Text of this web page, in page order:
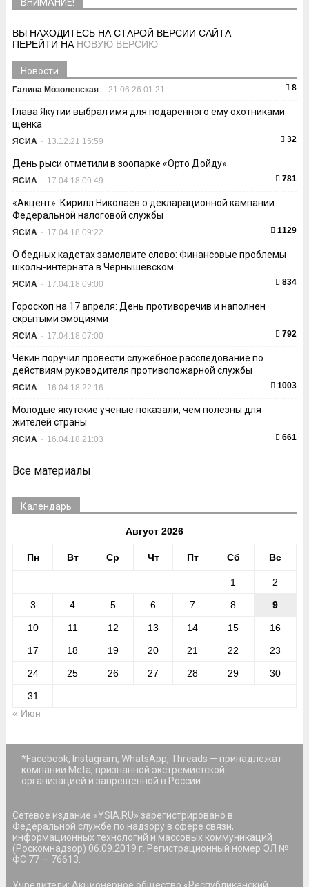
ВЫ НАХОДИТЕСЬ НА СТАРОЙ ВЕРСИИ САЙТА
ПЕРЕЙТИ НА НОВУЮ ВЕРСИЮ
Новости
Галина Мозолевская - 21.06.26 01:21 8
Глава Якутии выбрал имя для подаренного ему охотниками
щенка
ЯСИА - 13.12.21 15:59 32
День рыси отметили в зоопарке «Орто Дойду»
ЯСИА - 17.04.18 09:49 781
«Акцент»: Кирилл Николаев о декларационной кампании
Федеральной налоговой службы
ЯСИА - 17.04.18 09:22 1129
О бедных кадетах замолвите слово: Финансовые проблемы
школы-интерната в Чернышевском
ЯСИА - 17.04.18 09:00 834
Гороскоп на 17 апреля: День противоречив и наполнен
скрытыми эмоциями
ЯСИА - 17.04.18 07:00 792
Чекин поручил провести служебное расследование по
действиям руководителя противопожарной службы
ЯСИА - 16.04.18 22:16 1003
Молодые якутские ученые показали, чем полезны для
жителей страны
ЯСИА - 16.04.18 21:03 661
Все материалы
Календарь
Август 2026
Пн Вт Ср Чт Пт Сб Вс
1 2
3 4 5 6 7 8 9
10 11 12 13 14 15 16
17 18 19 20 21 22 23
24 25 26 27 28 29 30
31
« Июн
*Facebook, Instagram, WhatsApp, Threads — принадлежат
компании Meta, признанной экстремистской
организацией и запрещенной в России.
Сетевое издание «YSIA.RU» зарегистрировано в
Федеральной службе по надзору в сфере связи,
информационных технологий и массовых коммуникаций
(Роскомнадзор) 06.09.2019 г. Регистрационный номер ЭЛ №
ФС 77 — 76613.